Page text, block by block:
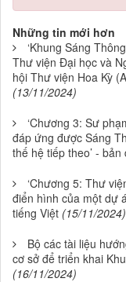
Những tin mới hơn
‘Khung Sáng
Thư viện Đại học và
hội Thư viện Hoa Kỳ
(13/11/2024)
‘Chương 3: Sư
đáp ứng được Sáng
thế hệ tiếp theo’ -
‘Chương 5: Thư
điển hình của một dự
tiếng Việt (15/11/2024)
Bộ các tài liệu
cơ sở để triển khai
(16/11/2024)